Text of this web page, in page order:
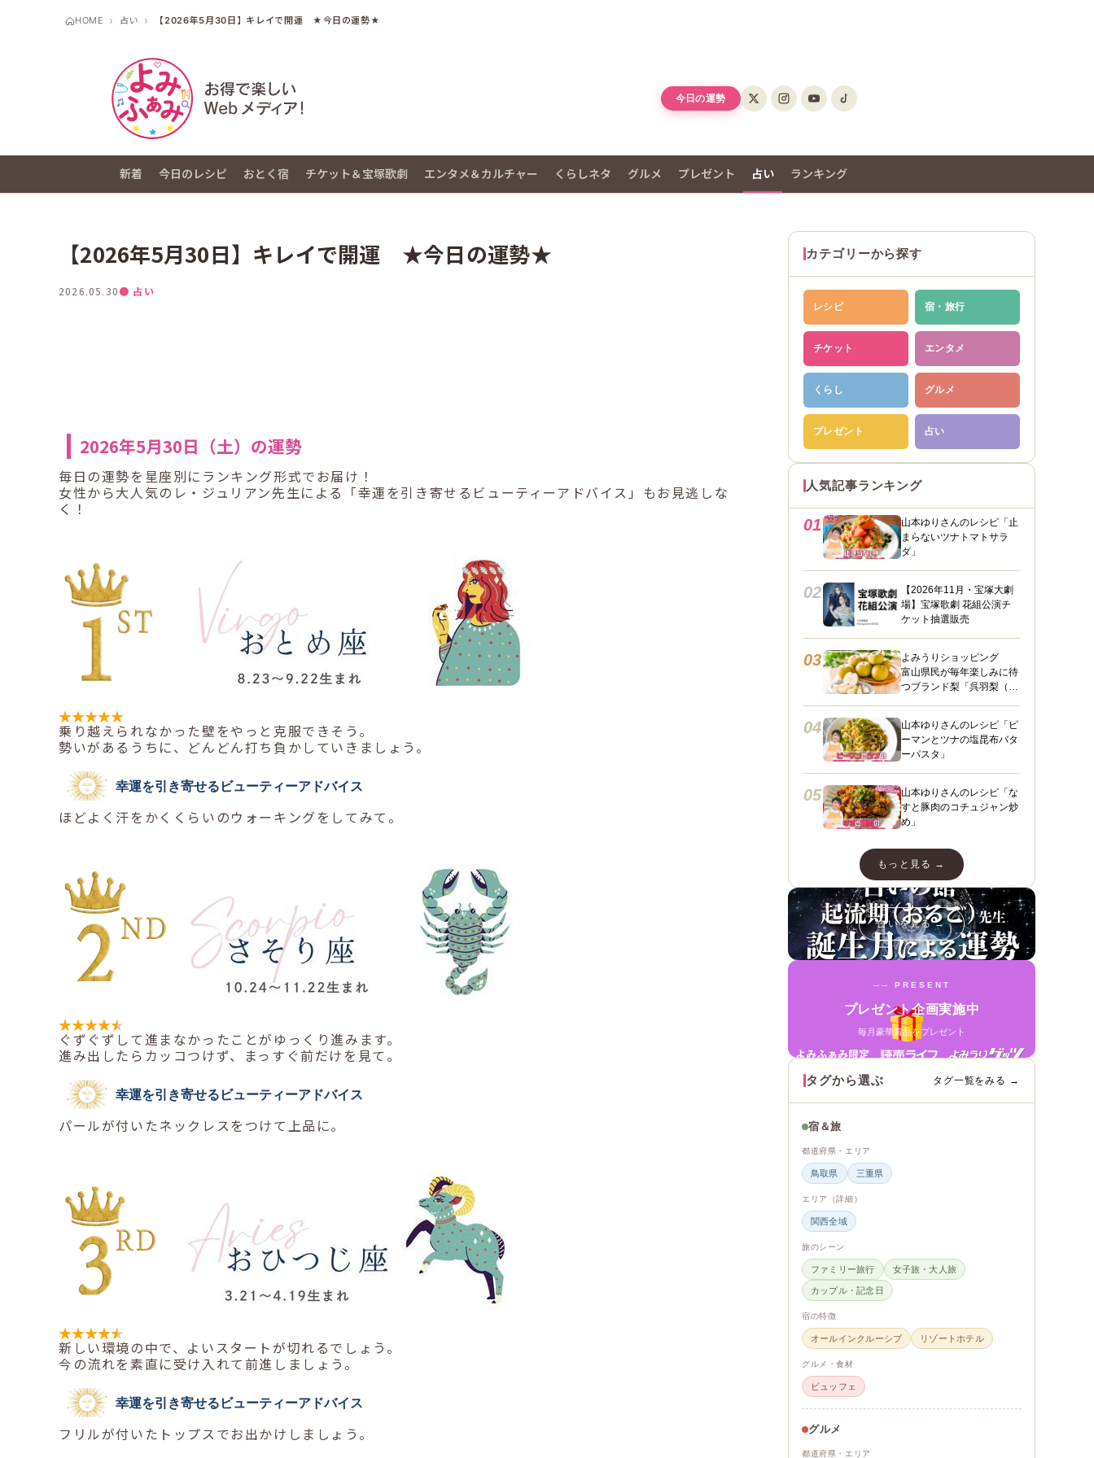
HOME 占い 【2026年5月30日】キレイで開運 ★今日の運勢★
今日の運勢
新着 今日のレシピ おとく宿 チケット＆宝塚歌劇 エンタメ＆カルチャー くらしネタ グルメ プレゼント 占い ランキング
【2026年5月30日】キレイで開運 ★今日の運勢★
2026.05.30● 占い
2026年5月30日（土）の運勢
毎日の運勢を星座別にランキング形式でお届け！
女性から大人気のレ・ジュリアン先生による「幸運を引き寄せるビューティーアドバイス」もお見逃しな
く！
乗り越えられなかった壁をやっと克服できそう。
勢いがあるうちに、どんどん打ち負かしていきましょう。
幸運を引き寄せるビューティーアドバイス
ほどよく汗をかくくらいのウォーキングをしてみて。
ぐずぐずして進まなかったことがゆっくり進みます。
進み出したらカッコつけず、まっすぐ前だけを見て。
幸運を引き寄せるビューティーアドバイス
パールが付いたネックレスをつけて上品に。
新しい環境の中で、よいスタートが切れるでしょう。
今の流れを素直に受け入れて前進しましょう。
幸運を引き寄せるビューティーアドバイス
フリルが付いたトップスでお出かけしましょう。
カテゴリーから探す
レシピ 宿・旅行
チケット エンタメ
くらし グルメ
プレゼント 占い
人気記事ランキング
01
山本ゆりさんのレシピ「止
まらないツナトマトサラ
ダ」
02
【2026年11月・宝塚大劇
場】宝塚歌劇 花組公演チ
ケット抽選販売
03
よみうりショッピング
富山県民が毎年楽しみに待
つブランド梨「呉羽梨（幸
04
山本ゆりさんのレシピ「ピ
ーマンとツナの塩昆布バタ
ーパスタ」
05
山本ゆりさんのレシピ「な
すと豚肉のコチュジャン炒
め」
もっと見る →
占いを見る →
── PRESENT
プレゼント企画実施中
毎月豪華賞品をプレゼント
タグから選ぶ タグ一覧をみる →
宿＆旅
都道府県・エリア
鳥取県 三重県
エリア（詳細）
関西全域
旅のシーン
ファミリー旅行 女子旅・大人旅
カップル・記念日
宿の特徴
オールインクルーシブ リゾートホテル
グルメ・食材
ビュッフェ
グルメ
都道府県・エリア